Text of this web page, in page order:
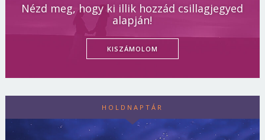
Nézd meg, hogy ki illik hozzád csillagjegyed
alapján!
KISZÁMOLOM
HOLDNAPTÁR